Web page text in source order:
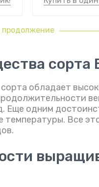
продолжение
сорта
обладает
Еще одним
температуры. Все